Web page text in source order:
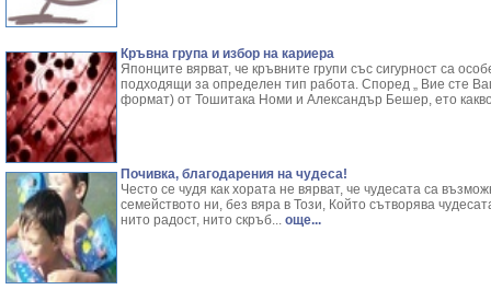
Кръвна група и избор на кариера
Японците вярват, че кръвните групи със сигурност са
подходящи за определен тип работа. Според „ Вие сте
формат) от Тошитака Номи и Александър Бешер, ето какво
Почивка, благодарения на чудеса!
Често се чудя как хората не вярват, че чудесата са
семейството ни, без вяра в Този, Който сътворява
нито радост, нито скръб... още...